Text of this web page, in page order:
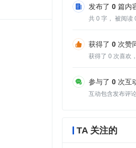
发布了 0 篇内
共 0 字， 被阅读
获得了 0 次赞
获得了 0 次喜欢
参与了 0 次互
互动包含发布评
TA 关注的